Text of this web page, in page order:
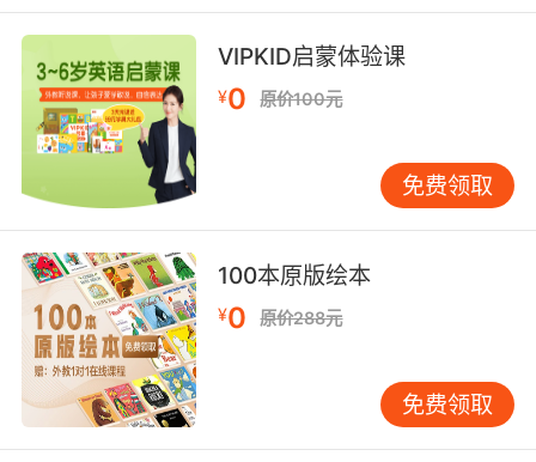
VIPKID启蒙体验课
¥0 原价100元
免费领取
100本原版绘本
¥0 原价288元
免费领取